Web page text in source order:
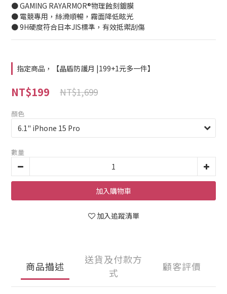
● GAMING RAYARMOR®物理蝕刻鍍膜
● 電競專用，絲滑順暢，霧面降低眩光
● 9H硬度符合日本JIS標準，有效抵禦刮傷
指定商品，【晶盾防護月 |199+1元多一件】
NT$199 NT$1,699
顏色
數量
加入購物車
加入追蹤清單
商品描述
送貨及付款方
式
顧客評價